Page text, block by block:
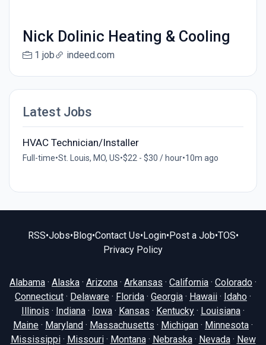
Nick Dolinic Heating & Cooling
1 job indeed.com
Latest Jobs
HVAC Technician/Installer
Full-time•St. Louis, MO, US•$22 - $30 / hour•10m ago
RSS•Jobs• Blog•Contact Us• Login• Post a Job•TOS•
Privacy Policy
Alabama · Alaska · Arizona · Arkansas · California · Colorado ·
Connecticut · Delaware · Florida · Georgia · Hawaii · Idaho ·
Illinois · Indiana · Iowa · Kansas · Kentucky · Louisiana ·
Maine · Maryland · Massachusetts · Michigan · Minnesota ·
Mississippi· Missouri· Montana· Nebraska· Nevada· New